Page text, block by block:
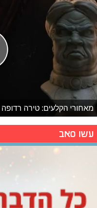
מאחורי הקלעים: טירה רדופה
עשו סאב